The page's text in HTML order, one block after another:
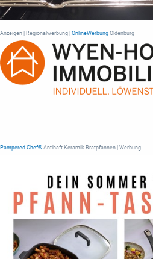
Anzeigen | Regionalwerbung | OnlineWerbung Oldenburg
Pampered Chef® Antihaft Keramik-Bratpfannen | Werbung